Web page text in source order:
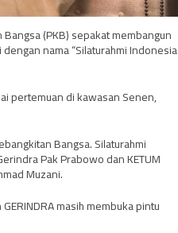
(PKB) sepakat membangun
nama “Silaturahmi Indonesia
pertemuan di kawasan Senen,
Bangsa. Silaturahmi
Pak Prabowo dan KETUM
Muzani.
masih membuka pintu